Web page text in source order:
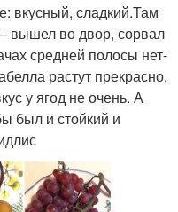
вкусный, сладкий.Там
– вышел во двор, сорвал
средней полосы нет-
растут прекрасно,
у ягод не очень. А
был и стойкий и